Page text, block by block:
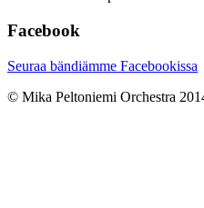
Facebook
Seuraa bändiämme Facebookissa
© Mika Peltoniemi Orchestra